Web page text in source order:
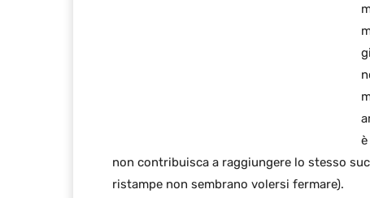
non contribuisca a raggiungere lo stesso
ristampe non sembrano volersi fermare).